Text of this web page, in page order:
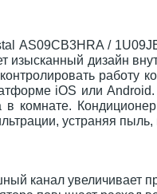
AS09CB3HRA /
изысканный дизайн
iOS или
комнате.
устраняя пыль,
канал увеличивает